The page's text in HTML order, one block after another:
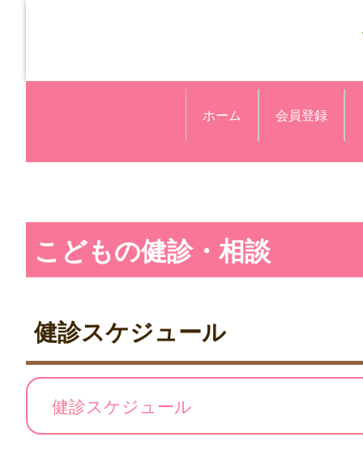
ホーム 会員登録
こどもの健診・相談
健診スケジュール
健診スケジュール